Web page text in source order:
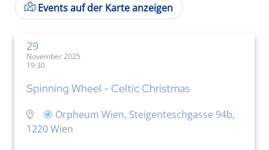
Events auf der Karte anzeigen
29
November 2025
19:30
Spinning Wheel - Celtic Christmas
Orpheum Wien, Steigenteschgasse 94b,
1220 Wien